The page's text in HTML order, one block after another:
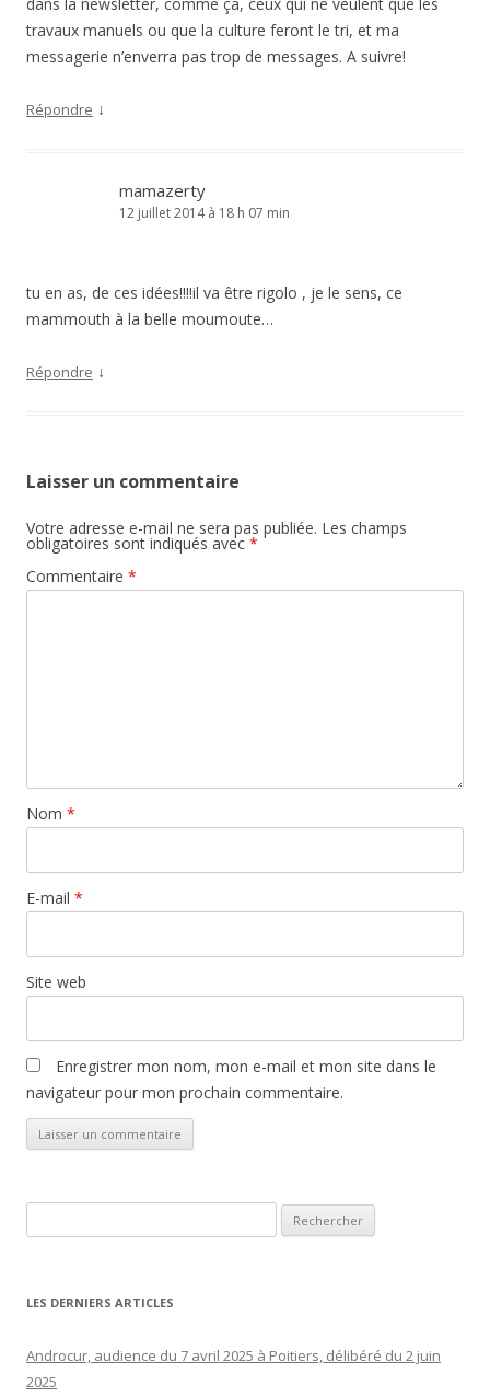
travaux manuels ou que la culture feront le tri, et ma
messagerie n’enverra pas trop de messages. A suivre!
Répondre ↓
mamazerty
12 juillet 2014 à 18 h 07 min
tu en as, de ces idées!!!!il va être rigolo , je le sens, ce
mammouth à la belle moumoute…
Répondre ↓
Laisser un commentaire
Votre adresse e-mail ne sera pas publiée. Les champs
obligatoires sont indiqués avec *
Commentaire *
Nom *
E-mail *
Site web
Enregistrer mon nom, mon e-mail et mon site dans le
navigateur pour mon prochain commentaire.
LES DERNIERS ARTICLES
Androcur, audience du 7 avril 2025 à Poitiers, délibéré du 2 juin
2025